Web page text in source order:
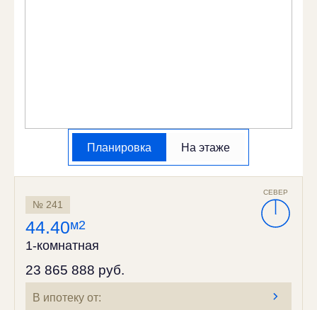
Планировка На этаже
СЕВЕР
№ 241
44.40м2
1-комнатная
23 865 888 руб.
В ипотеку от: